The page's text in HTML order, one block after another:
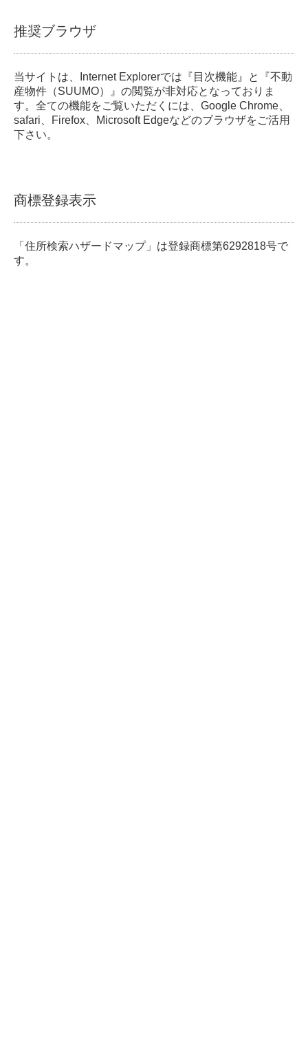
推奨ブラウザ
当サイトは、Internet Explorerでは『目次機能』と『不動
産物件（SUUMO）』の閲覧が非対応となっておりま
す。全ての機能をご覧いただくには、Google Chrome、
safari、Firefox、Microsoft Edgeなどのブラウザをご活用
下さい。
商標登録表示
「住所検索ハザードマップ」は登録商標第6292818号で
す。